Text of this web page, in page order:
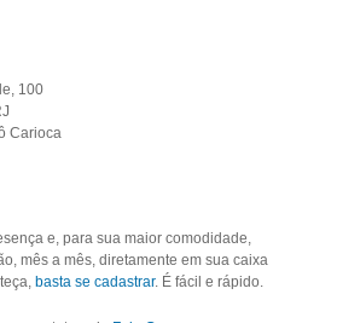
100
Carioca
e, para sua maior comodidade,
mês a mês, diretamente em sua caixa
basta se cadastrar. É fácil e rápido.